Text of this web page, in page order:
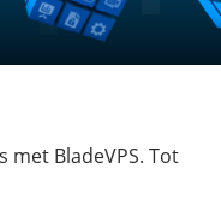
met BladeVPS. Tot